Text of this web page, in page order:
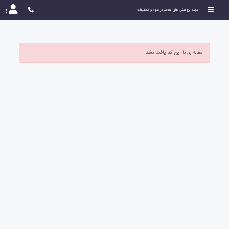
مجله پژوهش های معاصر در علوم و تحقیقات
مقاله‌ای با این کد یافت نشد.